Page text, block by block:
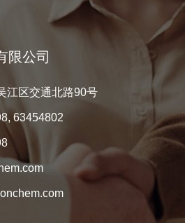
限公司
江区交通北路90号
63454802